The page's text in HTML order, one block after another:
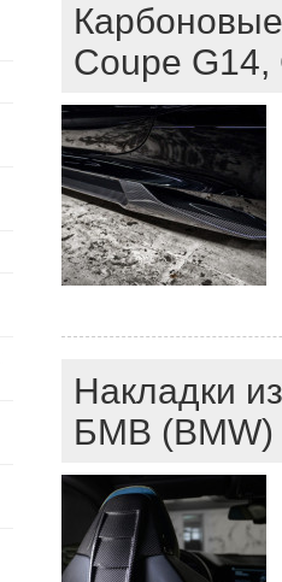
Coupe G14,
Накладки
БМВ (BMW)